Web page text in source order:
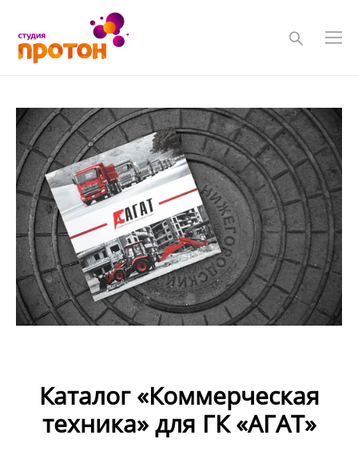
Каталог «Коммерческая
техника» для ГК «АГАТ»